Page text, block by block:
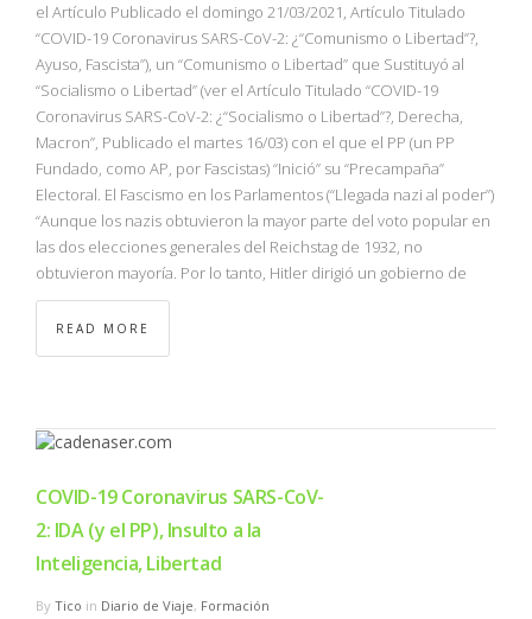
el Artículo Publicado el domingo 21/03/2021, Artículo Titulado
“COVID-19 Coronavirus SARS-CoV-2: ¿“Comunismo o Libertad”?,
Ayuso, Fascista”), un “Comunismo o Libertad” que Sustituyó al
“Socialismo o Libertad” (ver el Artículo Titulado “COVID-19
Coronavirus SARS-CoV-2: ¿“Socialismo o Libertad”?, Derecha,
Macron”, Publicado el martes 16/03) con el que el PP (un PP
Fundado, como AP, por Fascistas) “Inició” su “Precampaña”
Electoral. El Fascismo en los Parlamentos (“Llegada nazi al poder”)
“Aunque los nazis obtuvieron la mayor parte del voto popular en
las dos elecciones generales del Reichstag de 1932, no
obtuvieron mayoría. Por lo tanto, Hitler dirigió un gobierno de
READ MORE
COVID-19 Coronavirus SARS-CoV-
2: IDA (y el PP), Insulto a la
Inteligencia, Libertad
By Tico in Diario de Viaje, Formación